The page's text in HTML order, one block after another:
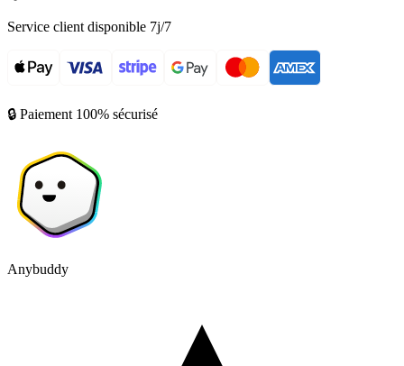
Service client disponible 7j/7
🔒 Paiement 100% sécurisé
Anybuddy